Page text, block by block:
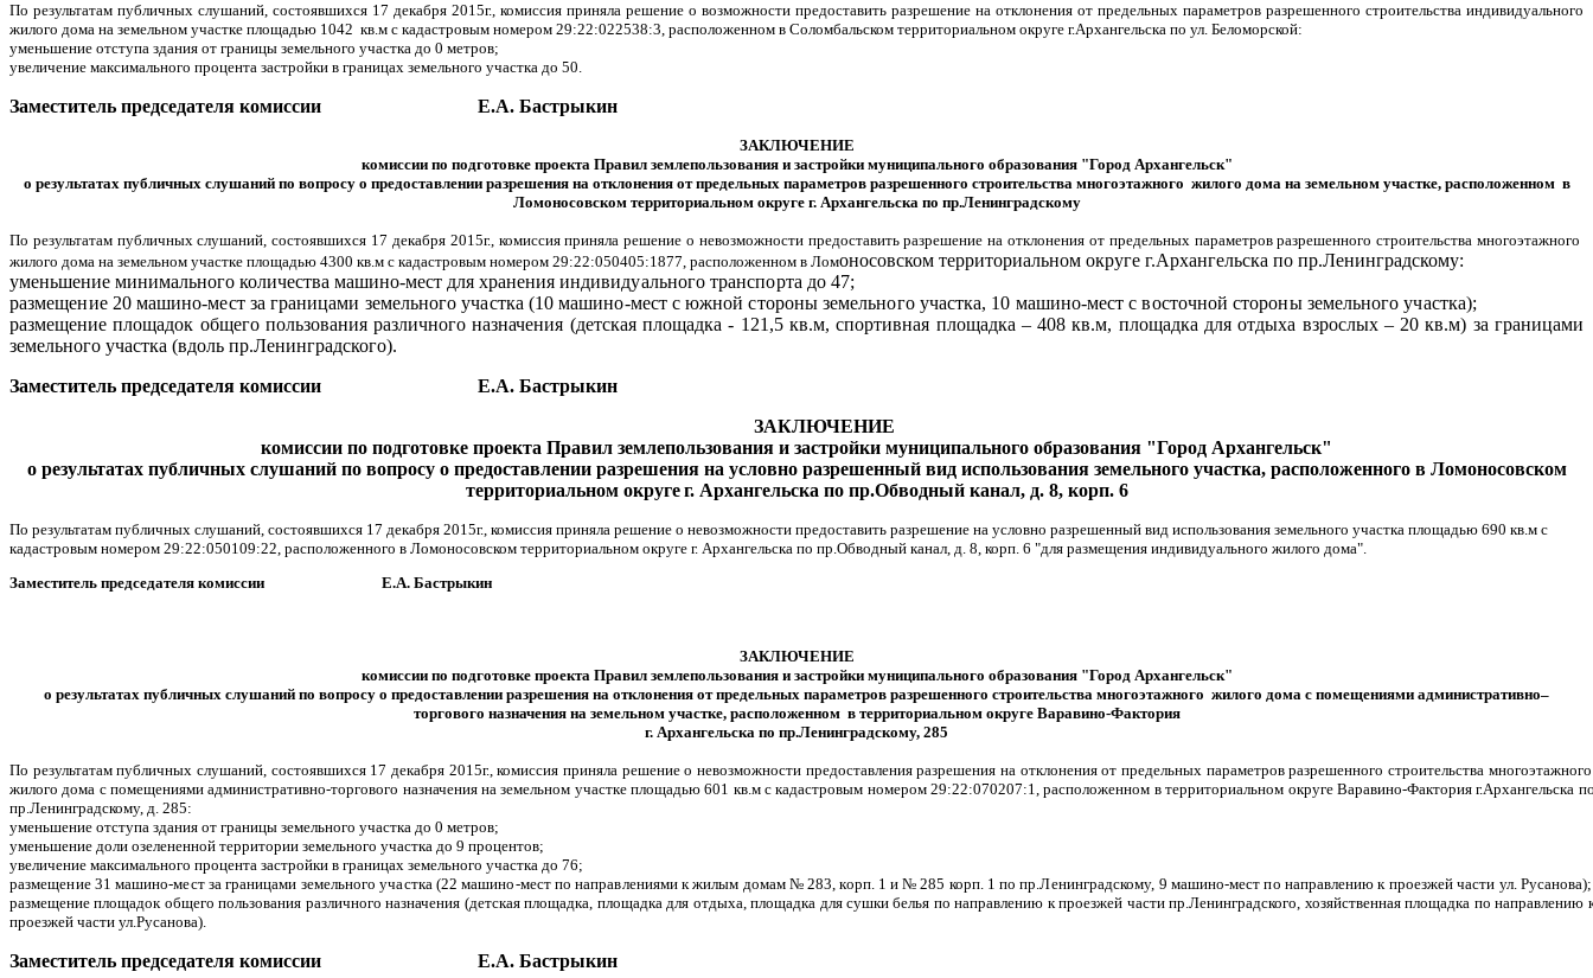
По результатам публичных слушаний, состоявшихся 17 декабря 2015г., комиссия приняла решение о возможности предоставить разрешение на отклонения от предельных параметров разрешенного строительства индивидуального
жилого дома на земельном участке площадью 1042 кв.м с кадастровым номером 29:22:022538:3, расположенном в Соломбальском территориальном округе г.Архангельска по ул. Беломорской:
уменьшение отступа здания от границы земельного участка до 0 метров;
увеличение максимального процента застройки в границах земельного участка до 50.
Заместитель председателя комиссии Е.А. Бастрыкин
ЗАКЛЮЧЕНИЕ
комиссии по подготовке проекта Правил землепользования и застройки муниципального образования "Город Архангельск"
о результатах публичных слушанийпо вопросу о предоставлении разрешения на отклонения от предельных параметров разрешенного строительства многоэтажного жилого дома на земельном участке, расположенном в
Ломоносовском территориальном округе г. Архангельска по пр.Ленинградскому
По результатам публичных слушаний, состоявшихся 17 декабря 2015г., комиссия приняла решение о невозможности предоставить разрешение на отклонения от предельных параметров разрешенного строительства многоэтажного
жилого дома на земельном участке площадью 4300 кв.м с кадастровым номером 29:22:050405:1877, расположенном в Ломоносовском территориальном округе г.Архангельска по пр.Ленинградскому:
уменьшение минимального количества машино-мест для хранения индивидуального транспорта до 47;
размещение 20 машино-мест за границами земельного участка (10 машино-мест с южной стороны земельного участка, 10 машино-мест с восточной стороны земельного участка);
размещение площадок общего пользования различного назначения (детская площадка - 121,5 кв.м, спортивная площадка – 408 кв.м, площадка для отдыха взрослых – 20 кв.м) за границами
земельного участка (вдоль пр.Ленинградского).
Заместитель председателя комиссии Е.А. Бастрыкин
ЗАКЛЮЧЕНИЕ
комиссии по подготовке проекта Правил землепользования и застройки муниципального образования "Город Архангельск"
о результатах публичных слушаний по вопросу о предоставлении разрешения на условно разрешенный вид использования земельного участка, расположенного в Ломоносовском
территориальном округе г. Архангельска по пр.Обводный канал, д. 8, корп. 6
По результатам публичных слушаний, состоявшихся 17 декабря 2015г., комиссия приняла решение о невозможности предоставить разрешение на условно разрешенный вид использования земельного участка площадью 690 кв.м с
кадастровым номером 29:22:050109:22, расположенного в Ломоносовском территориальном округе г. Архангельска по пр.Обводный канал, д. 8, корп. 6 "для размещения индивидуального жилого дома".
Заместитель председателя комиссии Е.А. Бастрыкин
ЗАКЛЮЧЕНИЕ
комиссии по подготовке проекта Правил землепользования и застройки муниципального образования "Город Архангельск"
о результатах публичных слушаний по вопросу о предоставлении разрешения на отклонения от предельных параметров разрешенного строительства многоэтажного жилого дома с помещениями административно–
торгового назначения на земельном участке, расположенном в территориальном округе Варавино-Фактория
г. Архангельска по пр.Ленинградскому, 285
По результатам публичных слушаний, состоявшихся 17 декабря 2015г., комиссия приняла решение о невозможности предоставления разрешения на отклонения от предельных параметров разрешенного строительства
жилого дома с помещениями административно-торгового назначения на земельном участке площадью 601 кв.м с кадастровым номером 29:22:070207:1, расположенном в территориальном округе Варавино-Фактория г.Архангельска
пр.Ленинградскому, д. 285:
уменьшение отступа здания от границы земельного участка до 0 метров;
уменьшение доли озелененной территории земельного участка до 9 процентов;
увеличение максимального процента застройки в границах земельного участка до 76;
размещение 31 машино-мест за границами земельного участка (22 машино-мест по направлениями к жилым домам № 283, корп. 1 и № 285 корп. 1 по пр.Ленинградскому, 9 машино-мест по направлению к проезжей части ул. Русанова);
размещение площадок общего пользования различного назначения (детская площадка, площадка для отдыха, площадка для сушки белья по направлению к проезжей части пр.Ленинградского, хозяйственная площадка по направлению
проезжей части ул.Русанова).
Заместитель председателя комиссии Е.А. Бастрыкин